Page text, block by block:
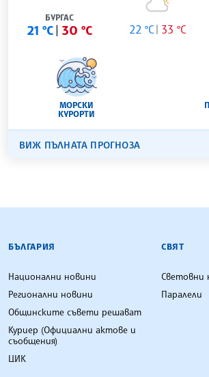
БУРГАС
21 °C 30 °C 22 °C 33 °C
МОРСКИ
КУРОРТИ
ВИЖ ПЪЛНАТА ПРОГНОЗА
БЪЛГАРСКА ТЕЛЕГРАФНА
БЪЛГАРИЯ
Национални новини
Регионални новини
Общинските съвети решават
Куриер (Официални актове и
съобщения)
ЦИК
СВЯТ
Световни
Паралели